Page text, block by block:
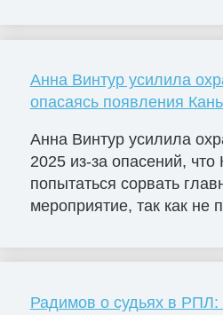
Анна Винтур усилила
опасаясь появления
Анна Винтур усилила
2025 из-за опасений, что
попытаться сорвать
мероприятие, так как не
Радимов о судьях в РПЛ: